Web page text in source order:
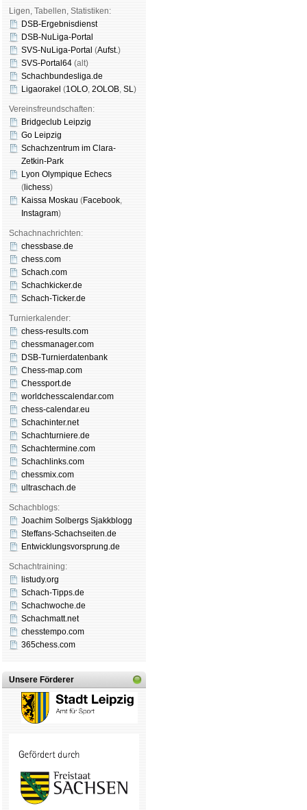
Ligen, Tabellen, Statistiken:
DSB-Ergebnisdienst
DSB-NuLiga-Portal
SVS-NuLiga-Portal (Aufst.)
SVS-Portal64 (alt)
Schachbundesliga.de
Ligaorakel (1OLO, 2OLOB, SL)
Vereinsfreundschaften:
Bridgeclub Leipzig
Go Leipzig
Schachzentrum im Clara-
Zetkin-Park
Lyon Olympique Echecs
( lichess)
Kaissa Moskau (Face­book,
Insta­gram)
Schachnachrichten:
chessbase.de
chess.com
Schach.com
Schachkicker.de
Schach-Ticker.de
Turnierkalender:
chess-results.com
chessmanager.com
DSB-Turnierdatenbank
Chess-map.com
Chessport.de
worldchesscalendar.com
chess-calendar.eu
Schachinter.net
Schachturniere.de
Schachtermine.com
Schachlinks.com
chessmix.com
ultraschach.de
Schachblogs:
Joachim Solbergs Sjakkblogg
Steffans-Schachseiten.de
Entwicklungsvorsprung.de
Schachtraining:
listudy.org
Schach-Tipps.de
Schachwoche.de
Schachmatt.net
chesstempo.com
365chess.com
Unsere Förderer